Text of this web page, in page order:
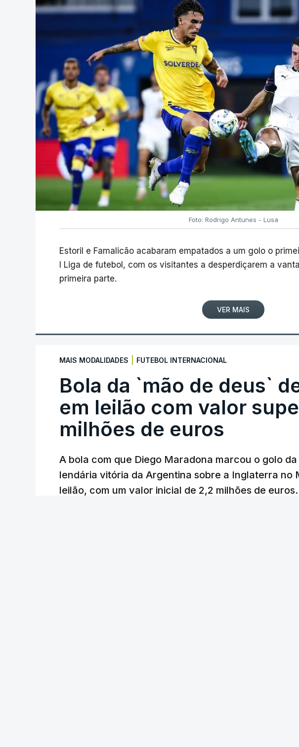
Foto: Rodrigo Antunes - Lusa
Estoril e Famalicão acabaram empatados a um golo o
I Liga de futebol, com os visitantes a desperdiçarem a
primeira parte.
VER MAIS
MAIS MODALIDADES FUTEBOL INTERNACIONAL
Bola da `mão de deus`
em leilão com valor
milhões de euros
A bola com que Diego Maradona marcou o golo
lendária vitória da Argentina sobre a Inglaterra no
leilão, com um valor inicial de 2,2 milhões de euros.